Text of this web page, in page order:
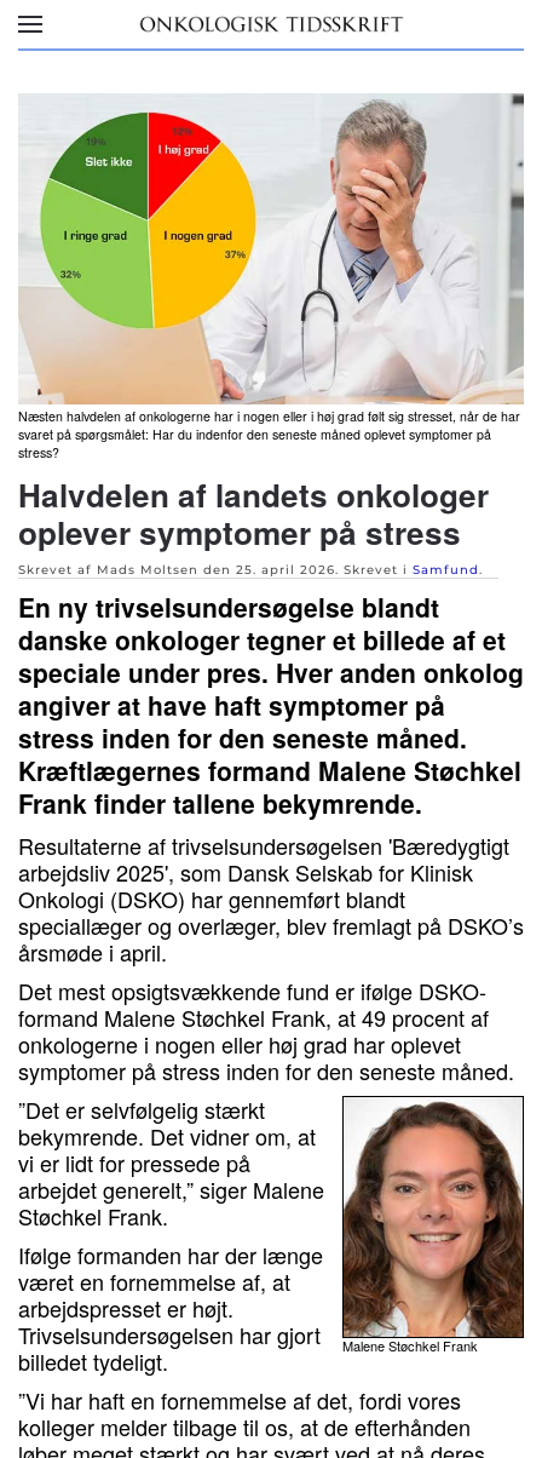
Skip to main content
Næsten halvdelen af onkologerne har i nogen eller i høj grad følt sig stresset, når de har
svaret på spørgsmålet: Har du indenfor den seneste måned oplevet symptomer på
stress?
Halvdelen af landets onkologer
oplever symptomer på stress
Skrevet af Mads Moltsen den 25. april 2026. Skrevet i Samfund.
En ny trivselsundersøgelse blandt
danske onkologer tegner et billede af et
speciale under pres. Hver anden onkolog
angiver at have haft symptomer på
stress inden for den seneste måned.
Kræftlægernes formand Malene Støchkel
Frank finder tallene bekymrende.
Resultaterne af trivselsundersøgelsen 'Bæredygtigt
arbejdsliv 2025', som Dansk Selskab for Klinisk
Onkologi (DSKO) har gennemført blandt
speciallæger og overlæger, blev fremlagt på DSKO’s
årsmøde i april.
Det mest opsigtsvækkende fund er ifølge DSKO-
formand Malene Støchkel Frank, at 49 procent af
onkologerne i nogen eller høj grad har oplevet
symptomer på stress inden for den seneste måned.
Malene Støchkel Frank
”Det er selvfølgelig stærkt
bekymrende. Det vidner om, at
vi er lidt for pressede på
arbejdet generelt,” siger Malene
Støchkel Frank.
Ifølge formanden har der længe
været en fornemmelse af, at
arbejdspresset er højt.
Trivselsundersøgelsen har gjort
billedet tydeligt.
”Vi har haft en fornemmelse af det, fordi vores
kolleger melder tilbage til os, at de efterhånden